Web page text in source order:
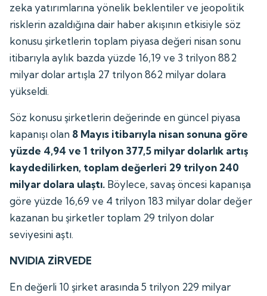
zeka yatırımlarına yönelik beklentiler ve jeopolitik
risklerin azaldığına dair haber akışının etkisiyle söz
konusu şirketlerin toplam piyasa değeri nisan sonu
itibarıyla aylık bazda yüzde 16,19 ve 3 trilyon 882
milyar dolar artışla 27 trilyon 862 milyar dolara
yükseldi.
Söz konusu şirketlerin değerinde en güncel piyasa
kapanışı olan 8 Mayıs itibarıyla nisan sonuna göre
yüzde 4,94 ve 1 trilyon 377,5 milyar dolarlık artış
kaydedilirken, toplam değerleri 29 trilyon 240
milyar dolara ulaştı. Böylece, savaş öncesi kapanışa
göre yüzde 16,69 ve 4 trilyon 183 milyar dolar değer
kazanan bu şirketler toplam 29 trilyon dolar
seviyesini aştı.
NVIDIA ZİRVEDE
En değerli 10 şirket arasında 5 trilyon 229 milyar